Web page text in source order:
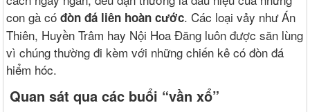
con gà có đòn đá liên hoàn cước. Các loại vảy như Án
Thiên, Huyền Trâm hay Nội Hoa Đăng luôn được săn lùng
vì chúng thường đi kèm với những chiến kê có đòn đá
hiểm hóc.
Quan sát qua các buổi “vần xổ”